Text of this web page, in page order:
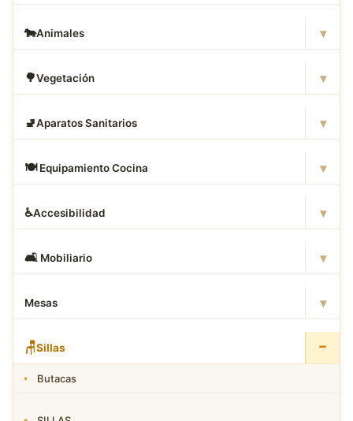
🐄Animales ▾
🌳Vegetación ▾
🚽Aparatos Sanitarios ▾
🍽️ Equipamiento Cocina ▾
♿Accesibilidad ▾
🛋 ️ Mobiliario ▾
Mesas ▾
🪑Sillas −
Butacas